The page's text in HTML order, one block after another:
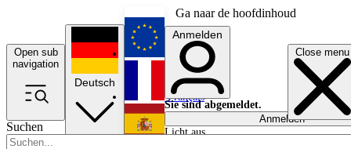
Ga naar de hoofdinhoud
Open sub
navigation
Close menu
Suchen
Deutsch
English
Français
Anmelden
Sie sind abgemeldet.
Anmelden
Licht aus